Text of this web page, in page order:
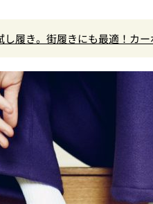
し履き。街履きにも最適！カ